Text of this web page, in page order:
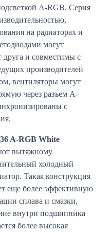
A-RGB. Серия
на радиаторах и
могут
друга и совместимы с
производителей
вентиляторы могут
через разъем A-
с
A-RGB White
вытяжному
холодный
Такая конструкция
еще более эффективную
сплава и смазки,
внутри подшипника
более высокая